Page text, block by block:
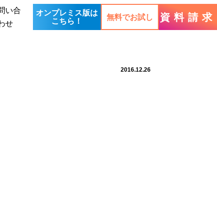
い合
せ
オンプレミス版は
こちら！
無料でお試し 資料請求
2016.12.26